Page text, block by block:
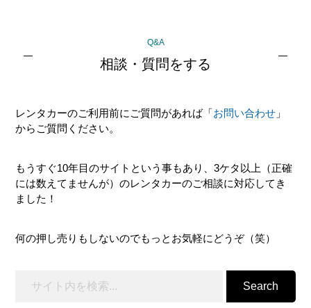
イ
ド
ー
Q&A
相談・質問をする
レンタカーのご利用前にご質問があれば「お問い合わせ 」
からご質問ください。
もうすぐ10年目のサイトという事もあり、3ケタ以上（正確
には数えてませんが）のレンタカーのご相談に対応してき
ました！
何の押し売りもしないのでもっとお気軽にどうぞ（笑）
Search